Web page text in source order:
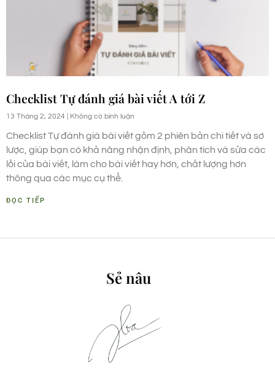
Checklist Tự đánh giá bài viết A tới Z
13 Tháng 2, 2024 Không có bình luận
Checklist Tự đánh giá bài viết gồm 2 phiên bản chi tiết và sơ
lược, giúp bạn có khả năng nhận định, phân tích và sửa các
lỗi của bài viết, làm cho bài viết hay hơn, chất lượng hơn
thông qua các mục cụ thể.
ĐỌC TIẾP
Sẻ nâu